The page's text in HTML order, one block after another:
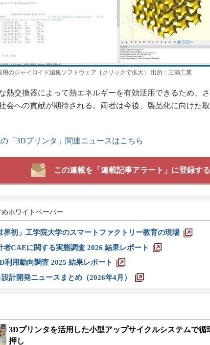
用のジャイロイド編集ソフトウェア［クリックで拡大］ 出所：三浦工業
熱交換器によって熱エネルギーを有効活用できるため、
会への貢献が期待される。両者は今後、製品化に向けた
「3Dプリンタ」関連ニュースはこちら
この連載を「連載記事アラート」に登録する
めホワイトペーパー
界初」工学院大学のスマートファクトリー教育の現場
者CAEに関する実態調査 2026 結果レポート
利用動向調査 2025 結果レポート
計開発ニュースまとめ（2026年4月）
3Dプリンタを活用した小型アップサイクルシステムで循
押し